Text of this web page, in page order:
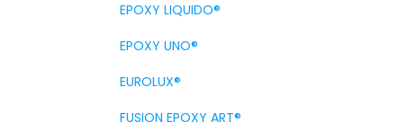
EPOXY LIQUIDO®
EPOXY UNO®
EUROLUX®
FUSION EPOXY ART®